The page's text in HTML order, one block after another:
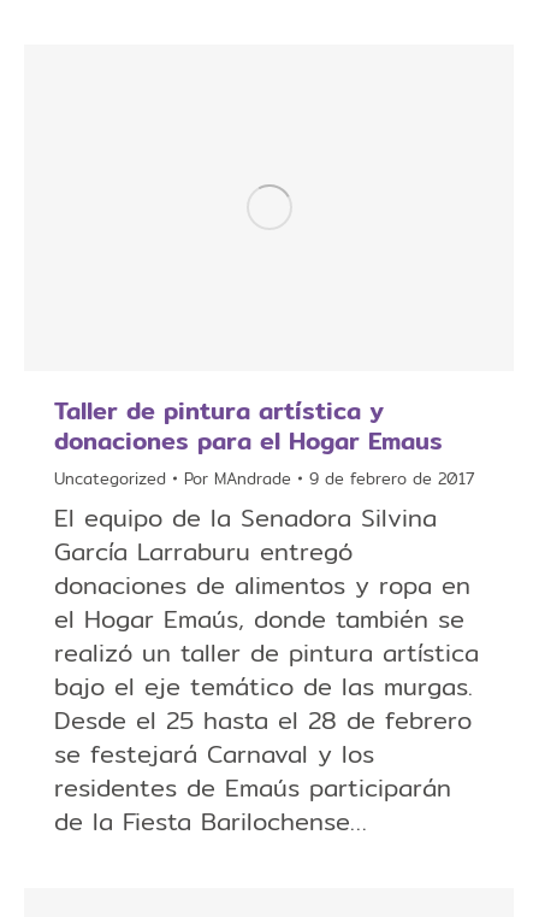
Taller de pintura artística y
donaciones para el Hogar Emaus
Uncategorized Por MAndrade 9 de febrero de 2017
El equipo de la Senadora Silvina
García Larraburu entregó
donaciones de alimentos y ropa en
el Hogar Emaús, donde también se
realizó un taller de pintura artística
bajo el eje temático de las murgas.
Desde el 25 hasta el 28 de febrero
se festejará Carnaval y los
residentes de Emaús participarán
de la Fiesta Barilochense…